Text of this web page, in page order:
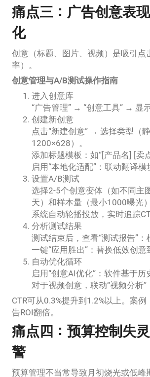
痛点三：广告创意表
化
创意（标题、图片、视频）是吸引
率）。
创意管理与A/B测试操作指南
进入创意库
“广告管理” → “创意工具” → 显
创建新创意
点击“新建创意” → 选择类型（
1200×628）。
添加标题模板：如“[产品名] [卖
启用“本地化适配”：联动翻译
设置A/B测试
选择2-5个创意变体（如不同
天）和样本量（最小1000曝光）
系统自动轮播投放，实时追踪
分析测试结果
测试结束后，查看“测试报告”：
一键“应用胜出”：替换低效创意
自动优化循环
启用“创意AI优化”：软件基于
对于视频创意，联动“视频分析”
CTR可从0.3%提升到1.2%以上。案
告ROI翻倍。
痛点四：预算控制失
警
预算管理不当常导致月初烧光或低峰